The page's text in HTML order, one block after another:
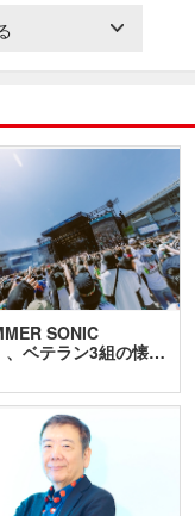
SONIC
、ベテラン3組の懐…